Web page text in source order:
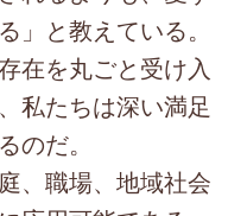
」と教えている。
在を丸ごと受け入
私たちは深い満足
のだ。
、職場、地域社会